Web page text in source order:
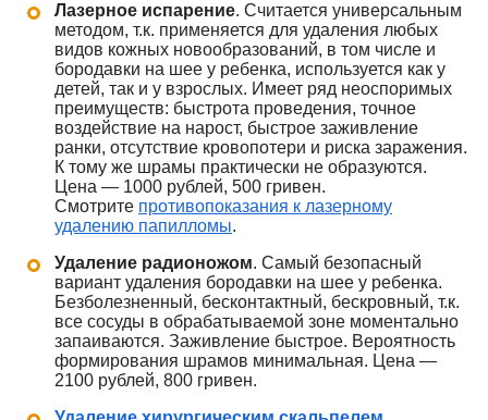
Лазерное испарение. Считается универсальным
методом, т.к. применяется для удаления любых
видов кожных новообразований, в том числе и
бородавки на шее у ребенка, используется как у
детей, так и у взрослых. Имеет ряд неоспоримых
преимуществ: быстрота проведения, точное
воздействие на нарост, быстрое заживление
ранки, отсутствие кровопотери и риска заражения.
К тому же шрамы практически не образуются.
Цена — 1000 рублей, 500 гривен.
Смотрите противопоказания к лазерному
удалению папилломы.
Удаление радионожом. Самый безопасный
вариант удаления бородавки на шее у ребенка.
Безболезненный, бесконтактный, бескровный, т.к.
все сосуды в обрабатываемой зоне моментально
запаиваются. Заживление быстрое. Вероятность
формирования шрамов минимальная. Цена —
2100 рублей, 800 гривен.